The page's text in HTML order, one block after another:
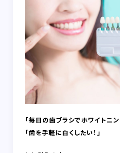
CONTACT
「毎日の歯ブラシでホワイトニン
「歯を手軽に白くしたい！」